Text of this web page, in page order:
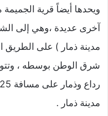
ويحدها أيضاً قرية
آخرى عديدة ،وهي إلى
مدينة ذمار ) على الطريق
شرق الوطن بوسطه ،
مدينة ذمار .